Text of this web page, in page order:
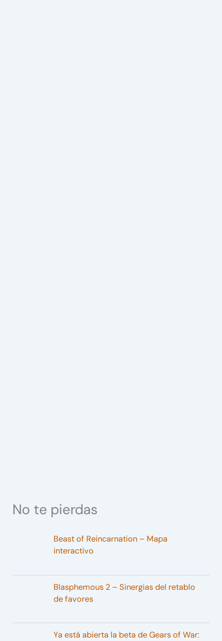
No te pierdas
Beast of Reincarnation – Mapa
interactivo
Blasphemous 2 – Sinergias del retablo
de favores
Ya está abierta la beta de Gears of War: